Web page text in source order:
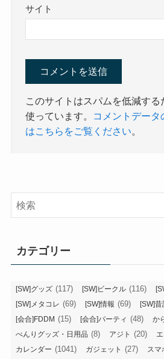
サイト
このサイトはスパムを低減する
使っています。
コメントデータ
はこちらをご覧ください。
カテゴリー
[SW]グッズ (117) [SW]ビークル (116)
[SW]メタコレ (69) [SW]情報 (69) [SW]昔
[会合]FDDM (15) [会合]パーティ (48) か
べんりグッズ・日用品 (8) アジト (20)
カレンダー (1041) ガジェット (27) スマ